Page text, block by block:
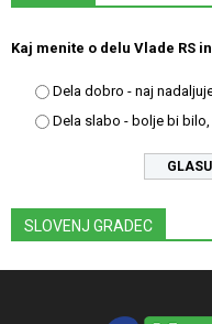
Kaj menite o delu Vlade RS
Dela dobro - naj
Dela slabo - bolje bi
SLOVENJ GRADEC